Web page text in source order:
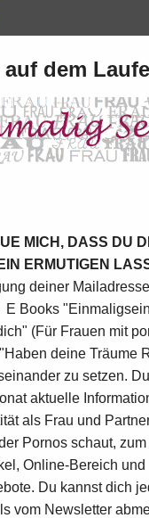
– ein Tag für Frauen
schaut oder schaute, bzw
(online) unterwegs ist
– ein Tag für Frauen
der Pornos schaut
bzw in anderen Bereichen
(online) unterwegs ist
unsichtbar